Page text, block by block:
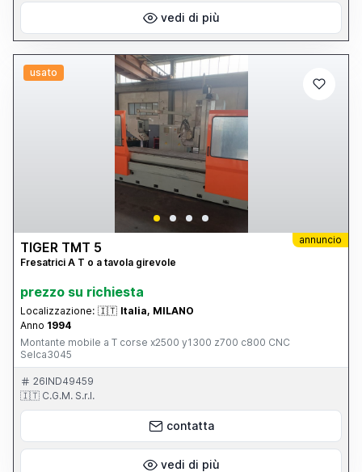
vedi di più
usato
annuncio
TIGER TMT 5
Fresatrici A T o a tavola girevole
prezzo su richiesta
Localizzazione: 🇮🇹 Italia, MILANO
Anno 1994
Montante mobile a T corse x2500 y1300 z700 c800 CNC
Selca3045
26IND49459
🇮🇹 C.G.M. S.r.l.
contatta
vedi di più